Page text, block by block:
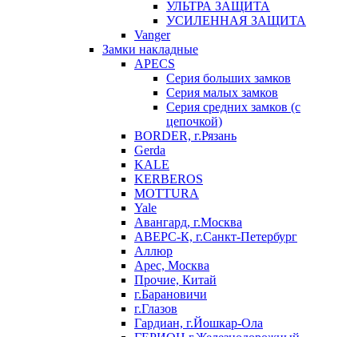
УЛЬТРА ЗАЩИТА
УСИЛЕННАЯ ЗАЩИТА
Vanger
Замки накладные
APECS
Серия больших замков
Серия малых замков
Серия средних замков (с
цепочкой)
BORDER, г.Рязань
Gerda
KALE
KERBEROS
MOTTURA
Yale
Авангард, г.Москва
АВЕРС-К, г.Санкт-Петербург
Аллюр
Арес, Москва
Прочие, Китай
г.Барановичи
г.Глазов
Гардиан, г.Йошкар-Ола